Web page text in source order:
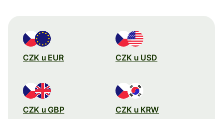
CZK u EUR CZK u USD
CZK u GBP CZK u KRW